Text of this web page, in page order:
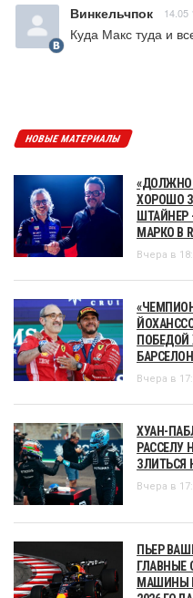
Винкельчпок 14.05
Куда Макс туда и
НОВЫЕ МАТЕРИАЛЫ
«ДОЛЖНО
ХОРОШО
ШТАЙНЕР
МАРКО В
Вчера в
ПОБЕДОЙ
Вчера в
ХУАН-
РАССЕЛУ
ЗЛИТЬСЯ
Вчера в
ПЬЕР
ГЛАВНЫЕ
МАШИНЫ